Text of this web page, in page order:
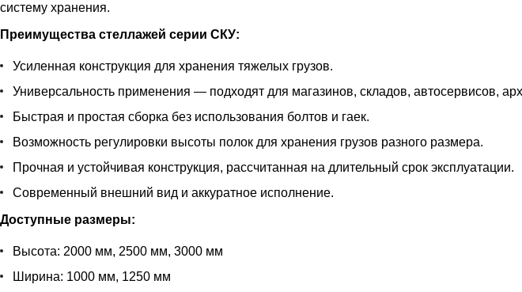
систему хранения.
Преимущества стеллажей серии СКУ:
Усиленная конструкция для хранения тяжелых грузов.
Универсальность применения — подходят для магазинов, складов, автосервисов,
Быстрая и простая сборка без использования болтов и гаек.
Возможность регулировки высоты полок для хранения грузов разного размера.
Прочная и устойчивая конструкция, рассчитанная на длительный срок эксплуатации.
Современный внешний вид и аккуратное исполнение.
Доступные размеры:
Высота: 2000 мм, 2500 мм, 3000 мм
Ширина: 1000 мм, 1250 мм